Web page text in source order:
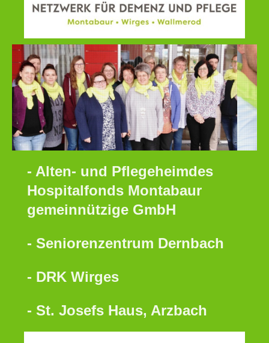
- Alten- und Pflegeheimdes
Hospitalfonds Montabaur
gemeinnützige GmbH
- Seniorenzentrum Dernbach
- DRK Wirges
- St. Josefs Haus, Arzbach